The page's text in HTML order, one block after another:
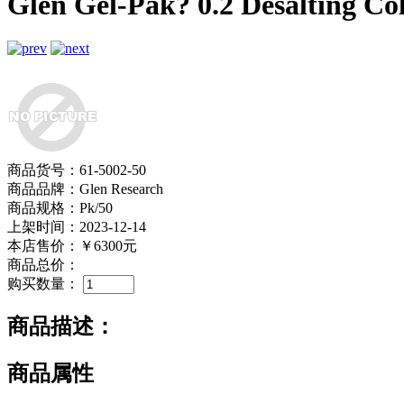
商品货号：61-5002-50
商品品牌：Glen Research
商品规格：Pk/50
上架时间：2023-12-14
本店售价：
￥6300元
商品总价：
购买数量：
商品描述：
商品属性